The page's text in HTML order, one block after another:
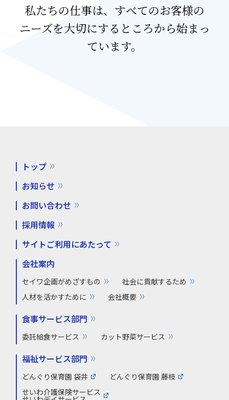
私たちの仕事は、すべてのお客様の
ニーズを大切にするところから始まっ
ています。
トップ
お知らせ
お問い合わせ
採用情報
サイトご利用にあたって
会社案内
セイワ企画がめざすもの
社会に貢献するため
人材を活かすために
会社概要
食事サービス部門
委託給食サービス カット野菜サービス
福祉サービス部門
どんぐり保育園 袋井
どんぐり保育園 藤枝
せいわ介護保険サービス